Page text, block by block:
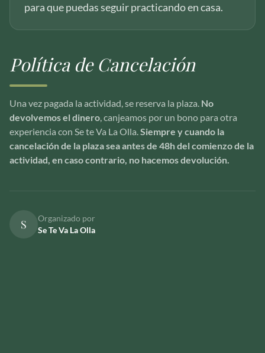
para que puedas seguir practicando en casa.
Política de Cancelación
Una vez pagada la actividad, se reserva la plaza. No
devolvemos el dinero, canjeamos por un bono para otra
experiencia con Se te Va La Olla.Siempre y cuando la
cancelación de la plaza sea antes de 48h del comienzo de la
actividad, en caso contrario, no hacemos devolución.
S
Organizado por
Se Te Va La Olla